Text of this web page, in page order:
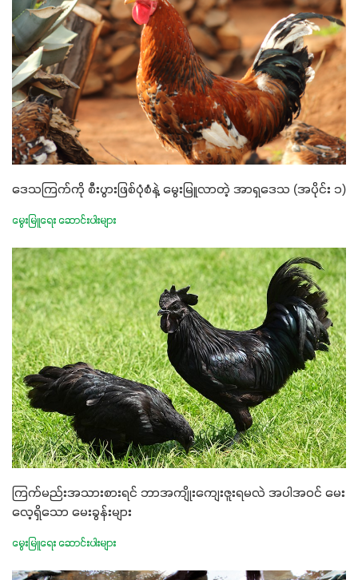
ဒေသကြက်ကို စီးပွားဖြစ်ပုံစံနဲ့ မွေးမြူလာတဲ့ အာရှဒေသ (အပိုင်း ၁)
မွေးမြူရေး ဆောင်းပါးများ
ကြက်မည်းအသားစားရင် ဘာအကျိုးကျေးဇူးရမလဲ အပါအဝင် မေး
လေ့ရှိသော မေးခွန်းများ
မွေးမြူရေး ဆောင်းပါးများ